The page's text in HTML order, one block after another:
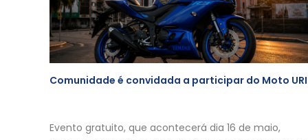
Comunidade é convidada a participar do Moto URI
Evento gratuito, que acontecerá dia 16 de maio,